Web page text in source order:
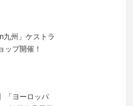
九州」ケストラ
ップ開催！
「ヨーロッパ